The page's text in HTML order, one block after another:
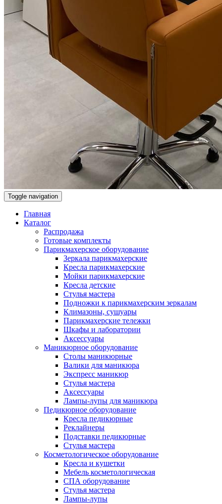
Toggle navigation
Главная
Каталог
Распродажа
Готовые комплекты
Парикмахерское оборудование
Зеркала парикмахерские
Кресла парикмахерские
Мойки парикмахерские
Кресла детские
Стулья мастера
Подножки к парикмахерским зеркалам
Климазоны, сушуары
Парикмахерские тележки
Шкафы и лаборатории
Аксессуары
Маникюрное оборудование
Столы маникюрные
Валики для маникюра
Экспресс маникюр
Стулья мастера
Аксессуары
Лампы-лупы для маникюра
Педикюрное оборудование
Кресла педикюрные
Реклайнеры
Подставки педикюрные
Стулья мастера
Косметологическое оборудование
Кресла и кушетки
Мебель косметологическая
СПА оборудование
Стулья мастера
Лампы-лупы